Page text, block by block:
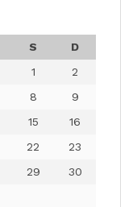
S
D
1
2
8
9
15
16
22
23
29
30